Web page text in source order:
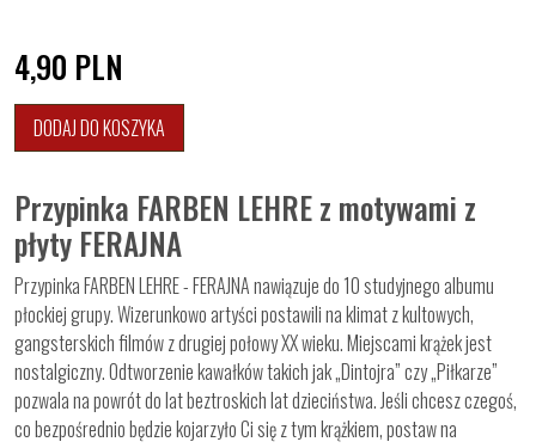
4,90 PLN
DODAJ DO KOSZYKA
Przypinka FARBEN LEHRE z motywami z
płyty FERAJNA
Przypinka FARBEN LEHRE - FERAJNA nawiązuje do 10 studyjnego albumu
płockiej grupy. Wizerunkowo artyści postawili na klimat z kultowych,
gangsterskich filmów z drugiej połowy XX wieku. Miejscami krążek jest
nostalgiczny. Odtworzenie kawałków takich jak „Dintojra” czy „Piłkarze”
pozwala na powrót do lat beztroskich lat dzieciństwa. Jeśli chcesz czegoś,
co bezpośrednio będzie kojarzyło Ci się z tym krążkiem, postaw na